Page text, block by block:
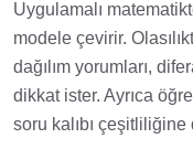
Uygulamalı
modele çevirir.
dağılım yorumları,
dikkat ister. Ayrıca
soru kalıbı çeşitliliğine